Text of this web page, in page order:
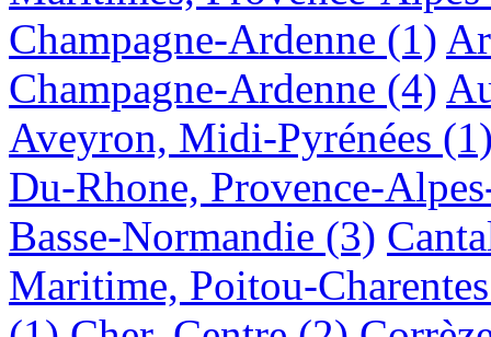
Champagne-Ardenne (1)
Champagne-Ardenne (4)
Aveyron, Midi-Pyrénées
Du-Rhone, Provence-
Basse-Normandie (3)
Maritime, Poitou-Charentes